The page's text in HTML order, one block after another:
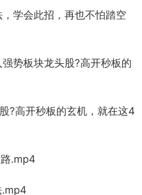
学会此招，再也不怕踏空
势板块龙头股?高开秒板的
?高开秒板的玄机，就在这4
.mp4
.mp4